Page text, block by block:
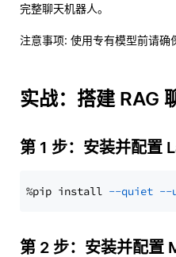
完整聊天机器人。
注意事项: 使用专有模型前请确
实战：搭建 RAG
第 1 步：安装并配置
%pip install --quiet --
第 2 步：安装并配置